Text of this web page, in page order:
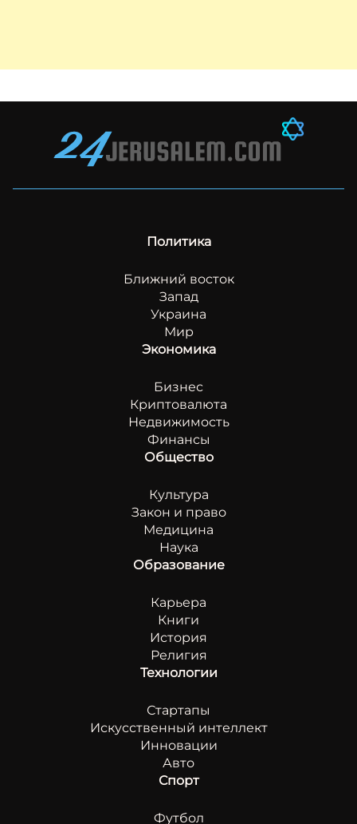
Политика
Ближний восток
Запад
Украина
Мир
Экономика
Бизнес
Криптовалюта
Недвижимость
Финансы
Общество
Культура
Закон и право
Медицина
Наука
Образование
Карьера
Книги
История
Религия
Технологии
Стартапы
Искусственный интеллект
Инновации
Авто
Спорт
Футбол